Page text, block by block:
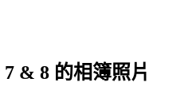
& 8 的相簿照片